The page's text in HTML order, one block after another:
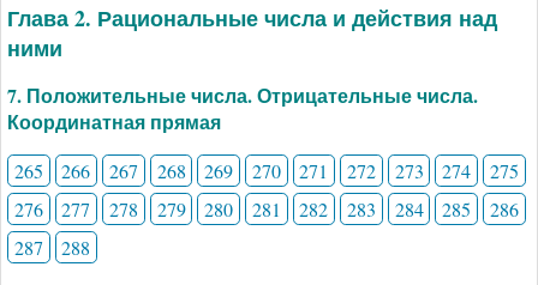
Глава 2. Рациональные числа и действия над
ними
7. Положительные числа. Отрицательные числа.
Координатная прямая
265 266 267 268 269 270 271 272 273 274
275
276
277 278 279 280 281 282 283 284 285
286
287
288